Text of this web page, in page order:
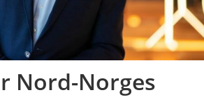
Nord-Norges